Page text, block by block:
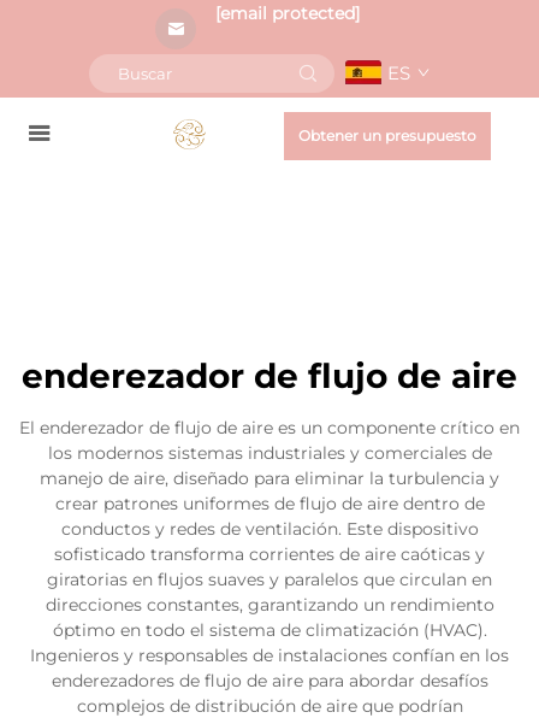
[email protected]
ES
Obtener un presupuesto
enderezador de flujo de aire
El enderezador de flujo de aire es un componente crítico en
los modernos sistemas industriales y comerciales de
manejo de aire, diseñado para eliminar la turbulencia y
crear patrones uniformes de flujo de aire dentro de
conductos y redes de ventilación. Este dispositivo
sofisticado transforma corrientes de aire caóticas y
giratorias en flujos suaves y paralelos que circulan en
direcciones constantes, garantizando un rendimiento
óptimo en todo el sistema de climatización (HVAC).
Ingenieros y responsables de instalaciones confían en los
enderezadores de flujo de aire para abordar desafíos
complejos de distribución de aire que podrían